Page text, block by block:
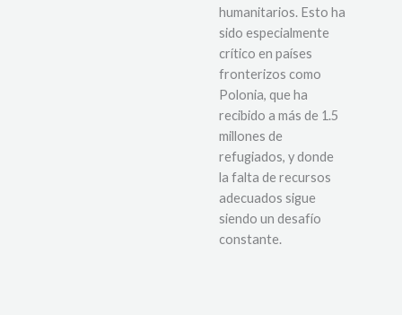
humanitarios. Esto ha
sido especialmente
crítico en países
fronterizos como
Polonia, que ha
recibido a más de 1.5
millones de
refugiados, y donde
la falta de recursos
adecuados sigue
siendo un desafío
constante.